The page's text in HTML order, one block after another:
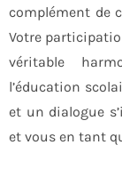
complément de
Votre
véritable
l’éducation
et un dialogue
et vous en tant